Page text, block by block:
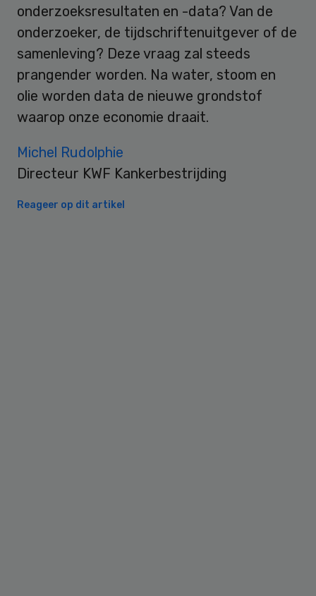
onderzoeksresultaten en -data? Van de
onderzoeker, de tijdschriftenuitgever of de
samenleving? Deze vraag zal steeds
prangender worden. Na water, stoom en
olie worden data de nieuwe grondstof
waarop onze economie draait.
Michel Rudolphie
Directeur KWF Kankerbestrijding
Reageer op dit artikel